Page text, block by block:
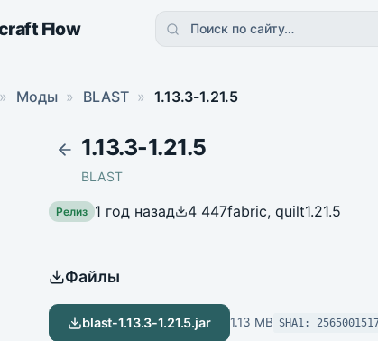
Flow Поиск по сайту…
» Моды » BLAST » 1.13.3-1.21.5
1.13.3-1.21.5
BLAST
Релиз 1 год назад 4 447fabric, quilt1.21.5
Файлы
blast-1.13.3-1.21.5.jar 1.13 MB SHA1: